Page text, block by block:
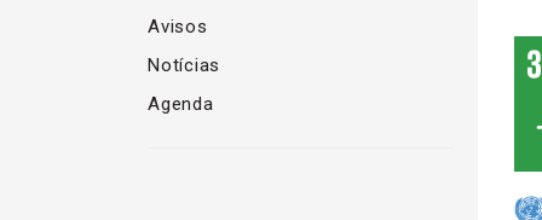
Avisos
Notícias
Agenda